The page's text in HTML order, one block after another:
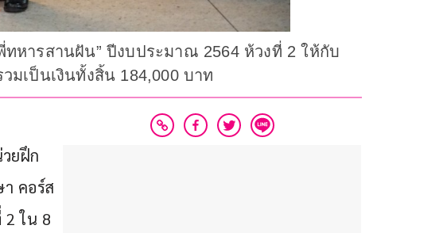
หารสานฝัน” ปีงบประมาณ 2564 ห้วงที่ 2 ให้กับ
มเป็นเงินทั้งสิ้น 184,000 บาท
ยฝึก
คอร์ส
ใน 8